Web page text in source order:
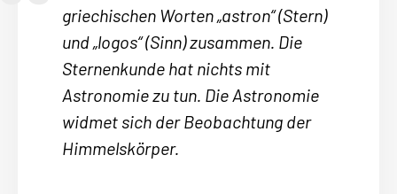
griechischen Worten „astron“ (Stern)
und „logos“ (Sinn) zusammen. Die
Sternenkunde hat nichts mit
Astronomie zu tun. Die Astronomie
widmet sich der Beobachtung der
Himmelskörper.